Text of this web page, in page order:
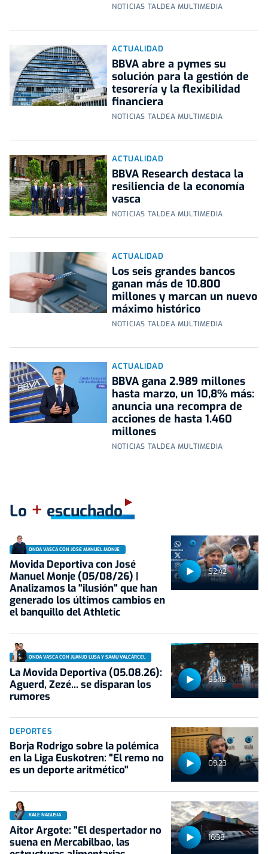
NOTICIAS TALDEA MULTIMEDIA
ACTUALIDAD
BBVA abre a pymes su
solución para la gestión de
tesorería y la flexibilidad
financiera
NOTICIAS TALDEA MULTIMEDIA
ACTUALIDAD
BBVA Research destaca la
resiliencia de la economía
vasca
NOTICIAS TALDEA MULTIMEDIA
ACTUALIDAD
Los seis grandes bancos
ganan más de 10.800
millones y marcan un nuevo
máximo histórico
NOTICIAS TALDEA MULTIMEDIA
ACTUALIDAD
BBVA gana 2.989 millones
hasta marzo, un 10,8% más:
anuncia una recompra de
acciones de hasta 1.460
millones
NOTICIAS TALDEA MULTIMEDIA
Lo + escuchado
52:42
ONDA VASCA CON JOSÉ MANUEL MONJE
Movida Deportiva con José
Manuel Monje (05/08/26) |
Analizamos la "ilusión" que han
generado los últimos cambios en
el banquillo del Athletic
55:18
ONDA VASCA CON JUANJO LUSA Y SAMU VALCÁRCEL
La Movida Deportiva (05.08.26):
Aguerd, Zezé... se disparan los
rumores
09:23
DEPORTES
Borja Rodrigo sobre la polémica
en la Liga Euskotren: "El remo no
es un deporte aritmético"
16:38
KALE NAGUSIA
Aitor Argote: "El despertador no
suena en Mercabilbao, las